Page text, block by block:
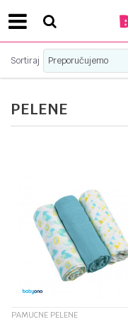
PELENE
Sortiraj
PAMUCNE PELENE